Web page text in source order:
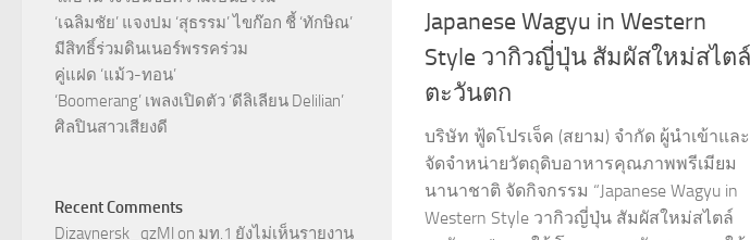
Japanese Wagyu in Western
Style วากิวญี่ปุ่น สัมผัสใหม่สไตล์
ตะวันตก
บริษัท ฟู้ดโปรเจ็ค (สยาม) จำกัด ผู้นำเข้าและ
จัดจำหน่ายวัตถุดิบอาหารคุณภาพพรีเมียม
นานาชาติ จัดกิจกรรม “Japanese Wagyu in
Western Style วากิวญี่ปุ่น สัมผัสใหม่สไตล์
‘เฉลิมชัย’ แจงปม ‘สุธรรม’ ไขก๊อก ชี้ ‘ทักษิณ’
มีสิทธิ์ร่วมดินเนอร์พรรคร่วม
คู่แฝด ‘แม้ว-ทอน’
‘Boomerang’ เพลงเปิดตัว ‘ดีลิเลียน Delilian’
ศิลปินสาวเสียงดี
Recent Comments
Dizaynersk_qzMl on มท.1 ยังไม่เห็นรายงาน